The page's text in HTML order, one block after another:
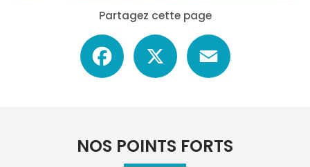
Partagez cette page
Facebook
NOS POINTS FORTS